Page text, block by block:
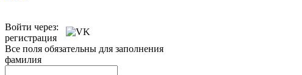
Войти через:
регистрация
Все поля обязательны для заполнения
фамилия